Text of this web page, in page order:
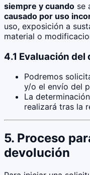
siempre y cuando se
causado por uso
uso, exposición a
material o
4.1 Evaluación del
Podremos
y/o el envío del
La
realizará tras la
5. Proceso
devolución